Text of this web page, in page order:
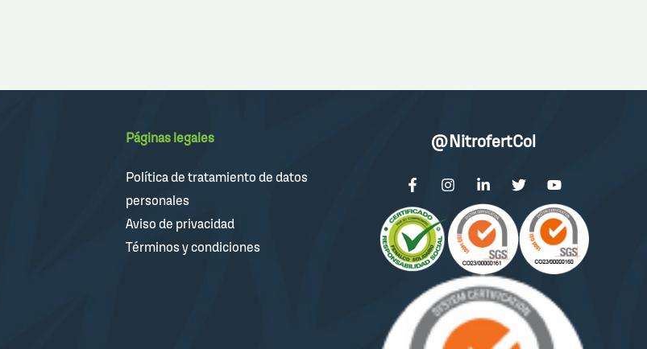
Páginas legales
Política de tratamiento de datos
personales
Aviso de privacidad
Términos y condiciones
@NitrofertCol